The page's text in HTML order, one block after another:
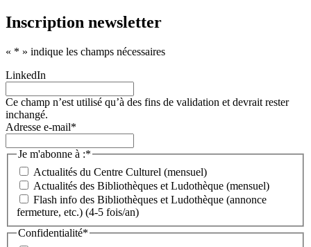
Inscription newsletter
« * » indique les champs nécessaires
LinkedIn
Ce champ n’est utilisé qu’à des fins de validation et devrait rester
inchangé.
Adresse e-mail*
Je m'abonne à :*
Actualités du Centre Culturel (mensuel)
Actualités des Bibliothèques et Ludothèque (mensuel)
Flash info des Bibliothèques et Ludothèque (annonce
fermeture, etc.) (4-5 fois/an)
Confidentialité*